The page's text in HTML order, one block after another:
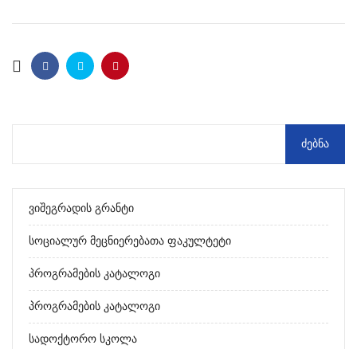
Ვიშეგრადის Გრანტი
Სოციალურ Მეცნიერებათა Ფაკულტეტი
Პროგრამების Კატალოგი
Პროგრამების Კატალოგი
Სადოქტორო Სკოლა